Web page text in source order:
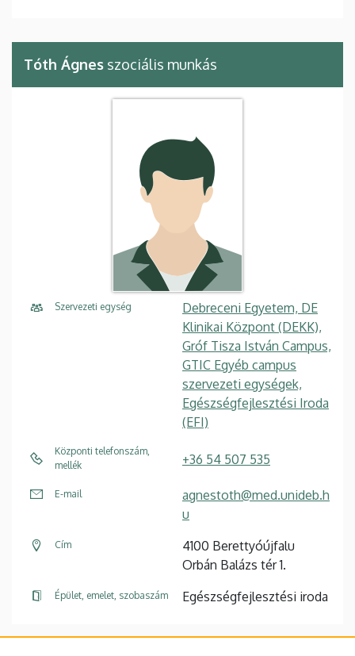
Tóth Ágnes szociális munkás
Szervezeti egység
Debreceni Egyetem, DE
Klinikai Központ (DEKK),
Gróf Tisza István Campus,
GTIC Egyéb campus
szervezeti egységek,
Egészségfejlesztési Iroda
(EFI)
Központi telefonszám,
mellék
+36 54 507 535
E-mail
agnestoth@med.unideb.h
u
Cím
4100 Berettyóújfalu
Orbán Balázs tér 1.
Épület, emelet, szobaszám Egészségfejlesztési iroda